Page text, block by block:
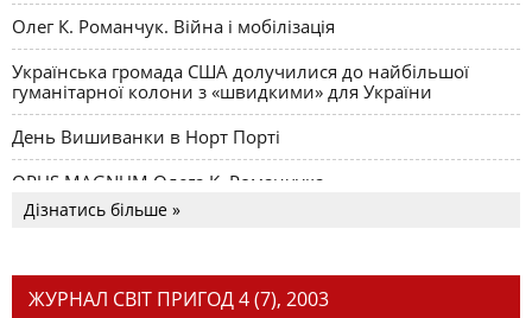
Олег К. Романчук. Війна і мобілізація
Українська громада США долучилися до найбільшої
гуманітарної колони з «швидкими» для України
День Вишиванки в Норт Порті
OPUS MAGNUM Олега К. Романчука
Дізнатись більше »
ЖУРНАЛ СВІТ ПРИГОД 4 (7), 2003